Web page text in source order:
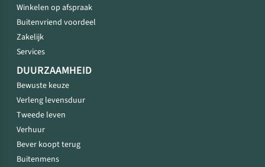
Winkelen op afspraak
Buitenvriend voordeel
Zakelijk
Services
DUURZAAMHEID
Bewuste keuze
Verleng levensduur
Tweede leven
Verhuur
Bever koopt terug
Buitenmens